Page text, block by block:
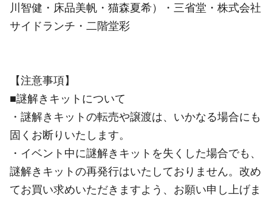
川智健・床品美帆・猫森夏希）・三省堂・株式会社
サイドランチ・二階堂彩
【注意事項】
■謎解きキットについて
・謎解きキットの転売や譲渡は、いかなる場合にも
固くお断りいたします。
・イベント中に謎解きキットを失くした場合でも、
謎解きキットの再発行はいたしておりません。改め
てお買い求めいただきますよう、お願い申し上げま